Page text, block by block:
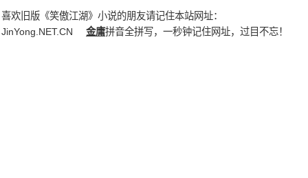
喜欢旧版《笑傲江湖》小说的朋友请记住本站网址：
JinYong.NET.CN
金庸拼音全拼写，一秒钟记住网址，过目不忘！